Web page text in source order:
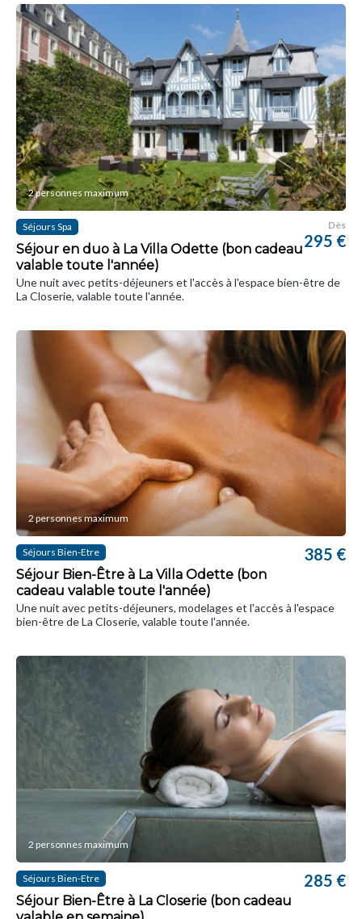
2 personnes maximum
Séjours Spa
Séjour en duo à La Villa Odette (bon cadeau
valable toute l'année)
Dès
295 €
Une nuit avec petits-déjeuners et l'accès à l'espace bien-être de
La Closerie, valable toute l'année.
2 personnes maximum
Séjours Bien-Etre
Séjour Bien-Être à La Villa Odette (bon
cadeau valable toute l'année)
385 €
Une nuit avec petits-déjeuners, modelages et l'accès à l'espace
bien-être de La Closerie, valable toute l'année.
2 personnes maximum
Séjours Bien-Etre
Séjour Bien-Être à La Closerie (bon cadeau
285 €